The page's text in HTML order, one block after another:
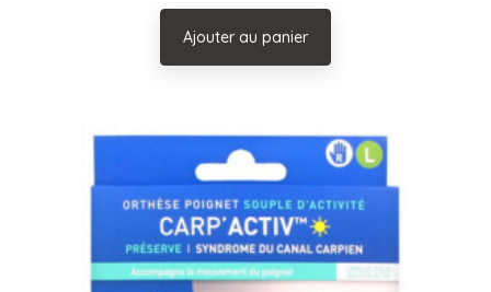
Ajouter au panier